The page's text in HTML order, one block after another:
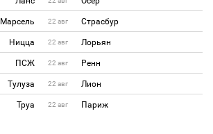
Марсель 22 авг Страсбур
Ницца 22 авг Лорьян
ПСЖ 22 авг Ренн
Тулуза 22 авг Лион
Труа 22 авг Париж